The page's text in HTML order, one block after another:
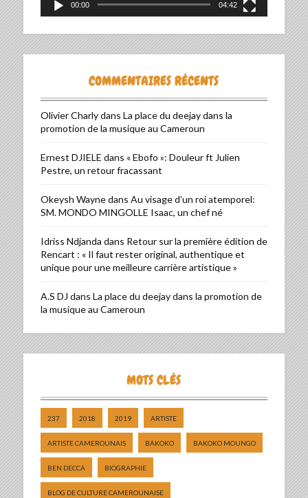
00:00 04:42
COMMENTAIRES RÉCENTS
Olivier Charlydans La place du deejay dans la
promotion de la musique au Cameroun
Ernest DJIELE dans « Ebofo »: Douleur ft Julien
Pestre, un retour fracassant
Okeysh Waynedans Au visage d’un roi atemporel:
SM. MONDO MINGOLLE Isaac, un chef né
Idriss Ndjanda dans Retour sur la première édition de
Rencart : « Il faut rester original, authentique et
unique pour une meilleure carrière artistique »
A.S DJ dans La place du deejay dans la promotion de
la musique au Cameroun
MOTS CLÉS
237 2018 2019 ARTISTE
ARTISTE CAMEROUNAIS BAKOKO BAKOKO MOUNGO
BEN DECCA BIOGRAPHIE
BLOG DE CULTURE CAMEROUNAISE